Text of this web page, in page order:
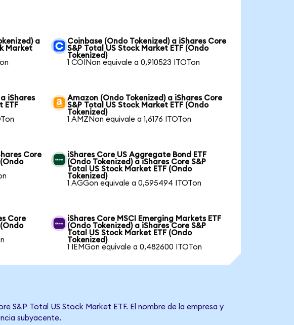
a
Market
Coinbase (Ondo Tokenized) a iShares Core
S&P Total US Stock Market ETF (Ondo
Tokenized)
1 COINon equivale a 0,910523 ITOTon
iShares
ETF
Amazon (Ondo Tokenized) a iShares Core
S&P Total US Stock Market ETF (Ondo
Tokenized)
1 AMZNon equivale a 1,6176 ITOTon
Core
iShares Core US Aggregate Bond ETF
(Ondo Tokenized) a iShares Core S&P
Total US Stock Market ETF (Ondo
Tokenized)
1 AGGon equivale a 0,595494 ITOTon
Core
iShares Core MSCI Emerging Markets ETF
(Ondo Tokenized) a iShares Core S&P
Total US Stock Market ETF (Ondo
Tokenized)
1 IEMGon equivale a 0,482600 ITOTon
S&P Total US Stock Market ETF. El nombre de la empresa y
subyacente.